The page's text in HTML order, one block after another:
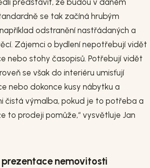
představit, že budou v daném
se tak začíná hrubým
odstranění nastřádaných a
Zájemci o bydlení nepotřebují vidět
nebo stohy časopisů. Potřebují vidět
se však do interiéru umisťují
nebo dokonce kusy nábytku a
čistá výmalba, pokud je to potřeba a
to prodeji pomůže,“ vysvětluje Jan
nemovitosti